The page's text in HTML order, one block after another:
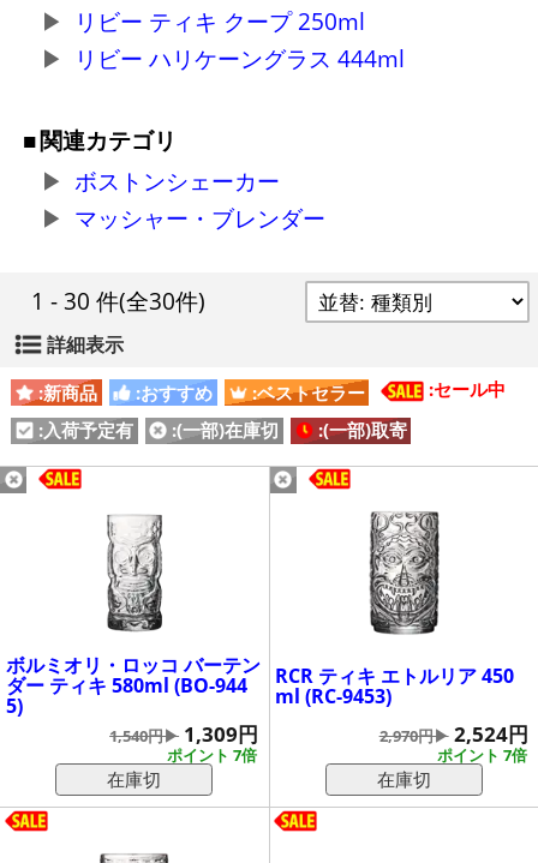
リビー ティキ クープ 250ml
リビー ハリケーングラス 444ml
関連カテゴリ
ボストンシェーカー
マッシャー・ブレンダー
1 - 30 件(全30件)
詳細表示
:新商品 :おすすめ :ベストセラー
:セール中
:入荷予定有
:(一部)在庫切 :(一部)取寄
ボルミオリ・ロッコ バーテン
ダー ティキ 580ml (BO-944
5)
ポイント 7倍
1,540円▶ 1,309円
在庫切
RCR ティキ エトルリア 450
ml (RC-9453)
ポイント 7倍
2,970円▶ 2,524円
在庫切